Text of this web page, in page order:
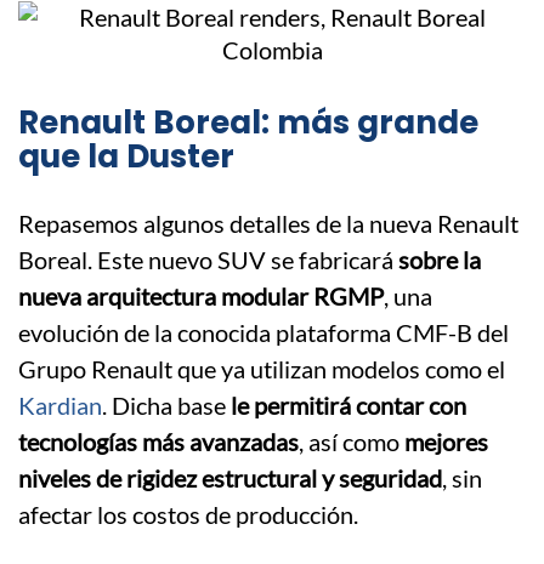
Renault Boreal: más grande
que la Duster
Repasemos algunos detalles de la nueva Renault
Boreal. Este nuevo SUV se fabricará sobre la
nueva arquitectura modular RGMP, una
evolución de la conocida plataforma CMF-B del
Grupo Renault que ya utilizan modelos como el
Kardian. Dicha base le permitirá contar con
tecnologías más avanzadas, así como mejores
niveles de rigidez estructural y seguridad, sin
afectar los costos de producción.